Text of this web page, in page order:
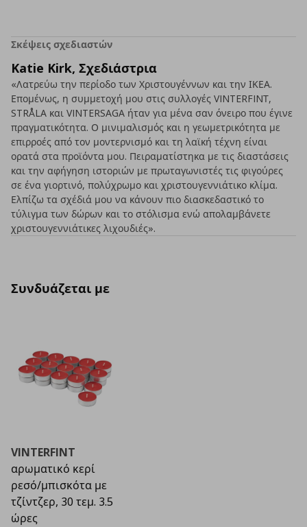
Σκέψεις σχεδιαστών
Katie Kirk, Σχεδιάστρια
«Λατρεύω την περίοδο των Χριστουγέννων και την ΙΚΕΑ.
Επομένως, η συμμετοχή μου στις συλλογές VINTERFINΤ,
STRÅLA και VINTERSAGA ήταν για μένα σαν όνειρο που έγινε
πραγματικότητα. Ο μινιμαλισμός και η γεωμετρικότητα με
επιρροές από τον μοντερνισμό και τη λαϊκή τέχνη είναι
ορατά στα προϊόντα μου. Πειραματίστηκα με τις διαστάσεις
και την αφήγηση ιστοριών με πρωταγωνιστές τις φιγούρες
σε ένα γιορτινό, πολύχρωμο και χριστουγεννιάτικο κλίμα.
Ελπίζω τα σχέδιά μου να κάνουν πιο διασκεδαστικό το
τύλιγμα των δώρων και το στόλισμα ενώ απολαμβάνετε
χριστουγεννιάτικες λιχουδιές».
Συνδυάζεται με
VINTERFINT
αρωματικό κερί
ρεσό/μπισκότα με
τζίντζερ, 30 τεμ. 3.5
ώρες